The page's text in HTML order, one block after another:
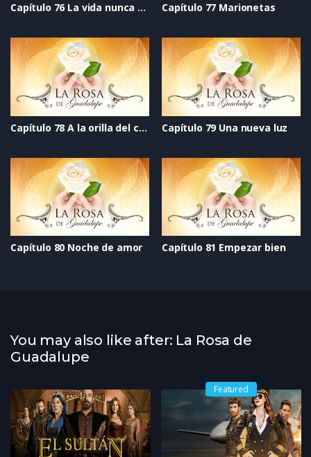
Capítulo 76 La vida nunca se acaba Capítulo 77 Marionetas
Capítulo 78 A la orilla del cielo Capítulo 79 Una nueva luz
Capítulo 80 Noche de amor Capítulo 81 Empezar bien
You may also like after: La Rosa de
Guadalupe
Featured